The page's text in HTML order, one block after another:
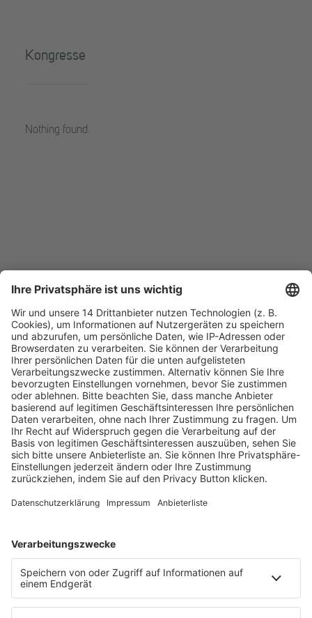
Kongresse
Nothing found.
Fachmedien Recht und Wirtschaft
Ein Fachbereich der
dfv Mediengruppe
Mainzer Landstr. 251
60326 Frankfurt am Main
E-Mail:info@ruw.de
Web:https://www.ruw.de
AGB
Datenschutzerklärung
Genderhinweis
Cookie-Einstellungen